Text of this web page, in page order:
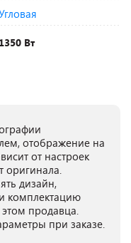
1350 Вт
отображение на
от настроек
оригинала.
дизайн,
комплектацию
продавца.
при заказе.